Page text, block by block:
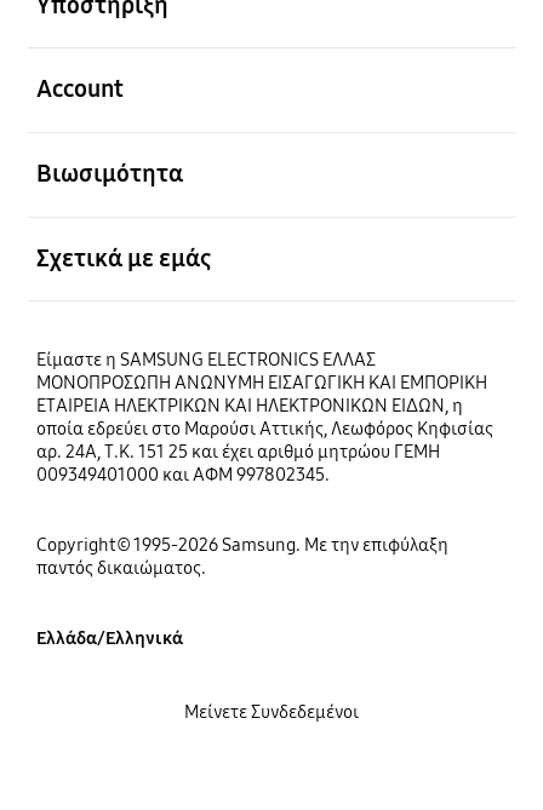
Account
Βιωσιμότητα
Σχετικά με εμάς
Είμαστε η SAMSUNG ELECTRONICS ΕΛΛΑΣ
ΜΟΝΟΠΡΟΣΩΠΗ ΑΝΩΝΥΜΗ ΕΙΣΑΓΩΓΙΚΗ ΚΑΙ ΕΜΠΟΡΙΚΗ
ΕΤΑΙΡΕΙΑ ΗΛΕΚΤΡΙΚΩΝ ΚΑΙ ΗΛΕΚΤΡΟΝΙΚΩΝ ΕΙΔΩΝ, η
οποία εδρεύει στο Μαρούσι Αττικής, Λεωφόρος Κηφισίας
αρ. 24Α, Τ.Κ. 151 25 και έχει αριθμό μητρώου ΓΕΜΗ
009349401000 και ΑΦΜ 997802345.
Copyright© 1995-2026 Samsung. Με την επιφύλαξη
παντός δικαιώματος.
Ελλάδα/Ελληνικά
Μείνετε Συνδεδεμένοι